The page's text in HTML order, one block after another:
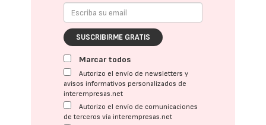
SUSCRIBIRME GRATIS
Marcar todos
Autorizo el envío de newsletters y
avisos informativos personalizados de
interempresas.net
Autorizo el envío de comunicaciones
de terceros vía interempresas.net